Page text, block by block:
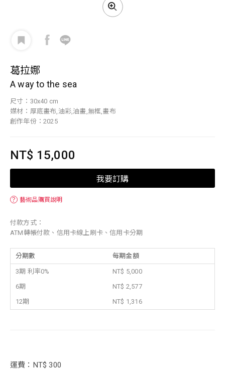
葛拉娜
A way to the sea
尺寸：30x40 cm
媒材：厚底畫布,油彩,油畫,無框,畫布
創作年份：2025
NT$ 15,000
我要訂購
？ 藝術品購買說明
付款方式：
ATM轉帳付款、信用卡線上刷卡、信用卡分期
分期數 每期金額
3期 利率0%
NT$ 5,000
6期
NT$ 2,577
12期
NT$ 1,316
運費：NT$ 300